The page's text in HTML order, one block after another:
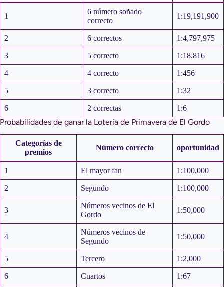
1
6 número soñado
correcto
1:19,191,900
2 6 correctos 1:4,797,975
3 5 correcto 1:18.816
4 4 correcto 1:456
5 3 correcto 1:32
6 2 correctas 1:6
Probabilidades de ganar la Lotería de Primavera de El Gordo
Categorías de
premios
Número correcto oportunidad
1 El mayor fan 1:100,000
2 Segundo 1:100,000
3
Números vecinos de El
Gordo
1:50,000
4
Números vecinos de
Segundo
1:50,000
5 Tercero 1:2,000
6 Cuartos 1:67